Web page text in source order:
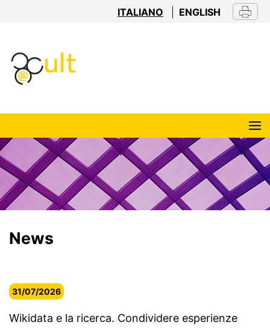
ITALIANO ENGLISH
News
31/07/2026
Wikidata e la ricerca. Condividere esperienze